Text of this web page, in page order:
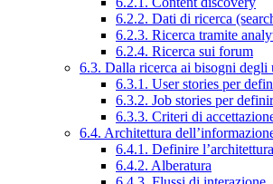
6.2.2. Dati di ricerca
6.2.3. Ricerca tramite
6.2.4. Ricerca sui forum
6.3. Dalla ricerca ai bisogni degli
6.3.1. User stories per
6.3.2. Job stories per
6.3.3. Criteri di
6.4. Architettura
6.4.1. Definire
6.4.2. Alberatura